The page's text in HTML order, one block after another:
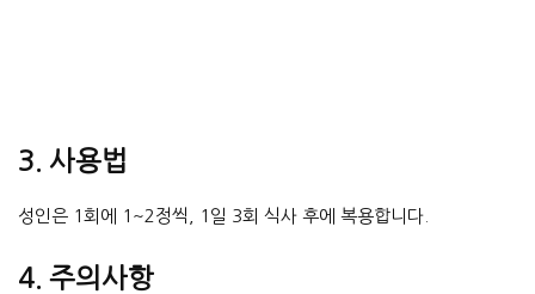
3. 사용법
성인은 1회에 1~2정씩, 1일 3회 식사 후에 복용합니다.
4. 주의사항